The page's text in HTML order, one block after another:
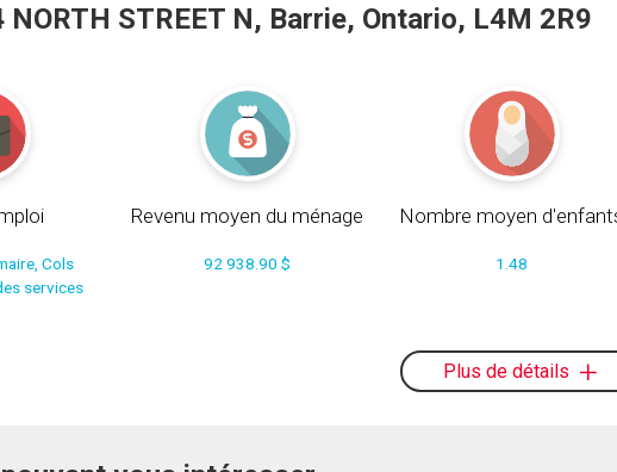
STREET N, Barrie, Ontario, L4M 2R9
Cols
services
Revenu moyen du ménage
92 938.90 $
Nombre moyen
1.48
Plus de détails